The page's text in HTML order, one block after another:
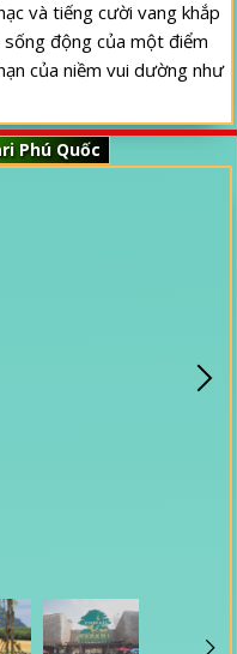
và tiếng cười vang khắp
động của một điểm
của niềm vui dường như
Phú Quốc